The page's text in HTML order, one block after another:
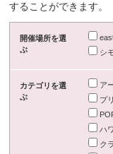
することができます。
開催場所を選
ぶ
シ
カテゴリを選
ぶ
ア
プ
ハ
ク